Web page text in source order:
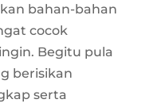
bahan-bahan
cocok
Begitu pula
berisikan
serta